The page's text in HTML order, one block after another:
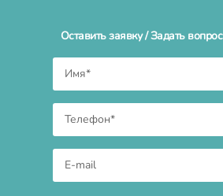
Оставить заявку / Задать вопрос